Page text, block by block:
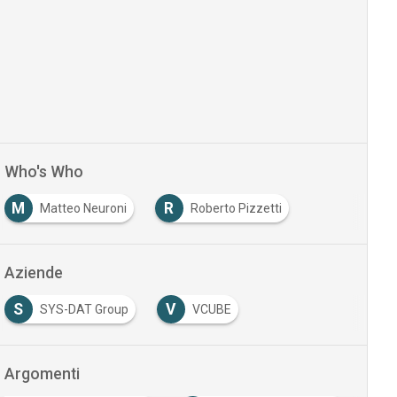
Who's Who
M Matteo Neuroni R Roberto Pizzetti
Aziende
S SYS-DAT Group V VCUBE
Argomenti